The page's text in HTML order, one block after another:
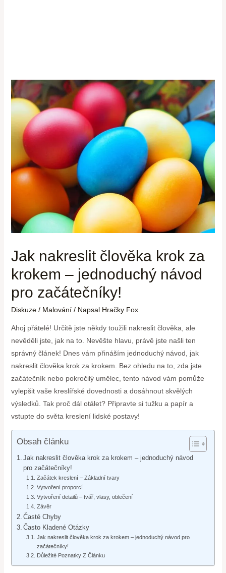
Jak nakreslit člověka krok za
krokem – jednoduchý návod
pro začátečníky!
Diskuze / Malování/ Napsal Hračky Fox
Ahoj přátelé! Určitě jste někdy toužili nakreslit člověka, ale
nevěděli jste, jak na to. Nevěšte hlavu, právě jste našli ten
správný článek! Dnes vám přináším jednoduchý návod, jak
nakreslit člověka krok za krokem. Bez ohledu na to, zda jste
začátečník nebo pokročilý umělec, tento návod vám pomůže
vylepšit vaše kreslířské dovednosti a dosáhnout skvělých
výsledků. Tak proč dál otálet? Připravte si tužku a papír a
vstupte do světa kreslení lidské postavy!
Obsah článku
Jak nakreslit člověka krok za krokem – jednoduchý návod
pro začátečníky!
Začátek kreslení – Základní tvary
Vytvoření proporcí
Vytvoření detailů – tvář, vlasy, oblečení
Závěr
Časté Chyby
Často Kladené Otázky
Jak nakreslit člověka krok za krokem – jednoduchý návod pro
začátečníky!
Důležité Poznatky Z Článku